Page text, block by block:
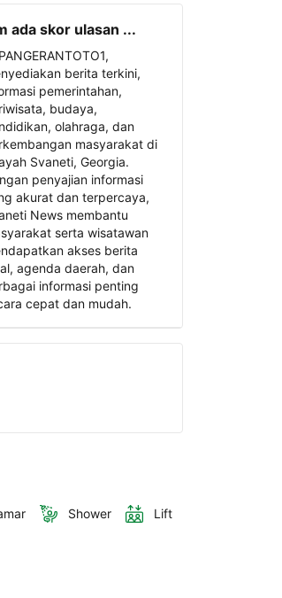
ada skor ulasan ...
berita terkini,
pemerintahan,
budaya,
olahraga, dan
masyarakat di
Svaneti, Georgia.
penyajian informasi
akurat dan terpercaya,
News membantu
serta wisatawan
akses berita
agenda daerah, dan
informasi penting
cepat dan mudah.
Shower Lift